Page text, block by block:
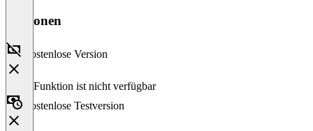
Versionen
Kostenlose Version
Diese Funktion ist nicht verfügbar
Kostenlose Testversion